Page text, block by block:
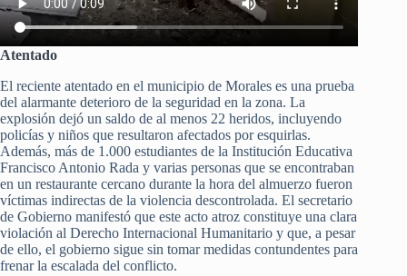
Atentado
El reciente atentado en el municipio de Morales es una prueba
del alarmante deterioro de la seguridad en la zona. La
explosión dejó un saldo de al menos 22 heridos, incluyendo
policías y niños que resultaron afectados por esquirlas.
Además, más de 1.000 estudiantes de la Institución Educativa
Francisco Antonio Rada y varias personas que se encontraban
en un restaurante cercano durante la hora del almuerzo fueron
víctimas indirectas de la violencia descontrolada. El secretario
de Gobierno manifestó que este acto atroz constituye una clara
violación al Derecho Internacional Humanitario y que, a pesar
de ello, el gobierno sigue sin tomar medidas contundentes para
frenar la escalada del conflicto.